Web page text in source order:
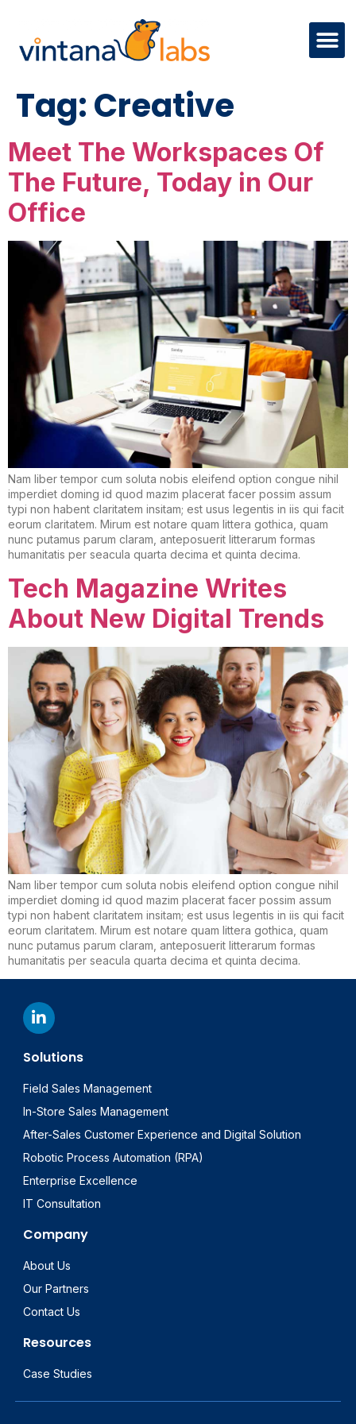
Tag:Creative
Meet The Workspaces Of
The Future, Today in Our
Office
Nam liber tempor cum soluta nobis eleifend option congue nihil
imperdiet doming id quod mazim placerat facer possim assum
typi non habent claritatem insitam; est usus legentis in iis qui facit
eorum claritatem. Mirum est notare quam littera gothica, quam
nunc putamus parum claram, anteposuerit litterarum formas
humanitatis per seacula quarta decima et quinta decima.
Tech Magazine Writes
About New Digital Trends
Nam liber tempor cum soluta nobis eleifend option congue nihil
imperdiet doming id quod mazim placerat facer possim assum
typi non habent claritatem insitam; est usus legentis in iis qui facit
eorum claritatem. Mirum est notare quam littera gothica, quam
nunc putamus parum claram, anteposuerit litterarum formas
humanitatis per seacula quarta decima et quinta decima.
Solutions
Field Sales Management
In-Store Sales Management
After-Sales Customer Experience and Digital Solution
Robotic Process Automation (RPA)
Enterprise Excellence
IT Consultation
Company
About Us
Our Partners
Contact Us
Resources
Case Studies